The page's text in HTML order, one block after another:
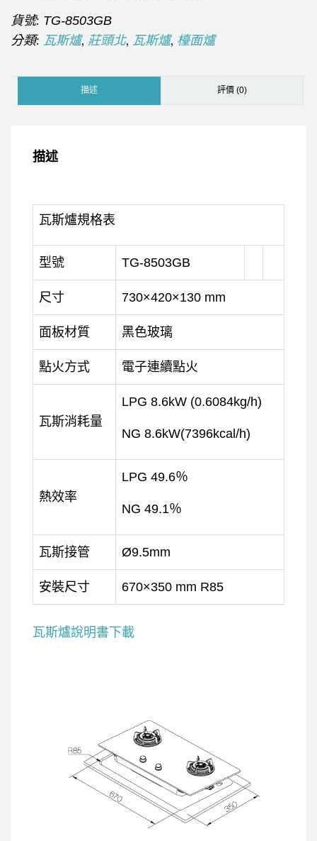
貨號: TG-8503GB
分類: 瓦斯爐, 莊頭北, 瓦斯爐, 檯面爐
描述 評價 (0)
描述
瓦斯爐規格表
型號 TG-8503GB
尺寸 730×420×130 mm
面板材質 黑色玻璃
點火方式 電子連續點火
瓦斯消耗量
LPG 8.6kW (0.6084kg/h)
NG 8.6kW(7396kcal/h)
熱效率
LPG 49.6％
NG 49.1％
瓦斯接管 Ø9.5mm
安裝尺寸 670×350 mm R85
瓦斯爐說明書下載